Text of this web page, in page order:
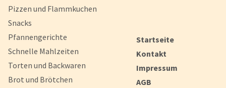
Pizzen und Flammkuchen
Snacks
Pfannengerichte
Schnelle Mahlzeiten
Torten und Backwaren
Brot und Brötchen
Startseite
Kontakt
Impressum
AGB